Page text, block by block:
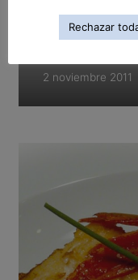
Recetas
2 noviembre 2011
Rechazar